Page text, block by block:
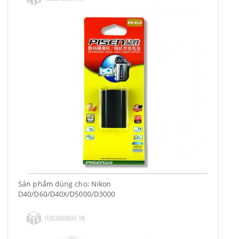
Sản phẩm dùng cho: Nikon
D40/D60/D40X/D5000/D3000